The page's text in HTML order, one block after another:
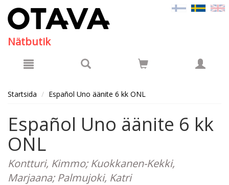
Nätbutik
Startsida Español Uno äänite 6 kk ONL
Español Uno äänite 6 kk
ONL
Kontturi, Kimmo; Kuokkanen-Kekki,
Marjaana; Palmujoki, Katri